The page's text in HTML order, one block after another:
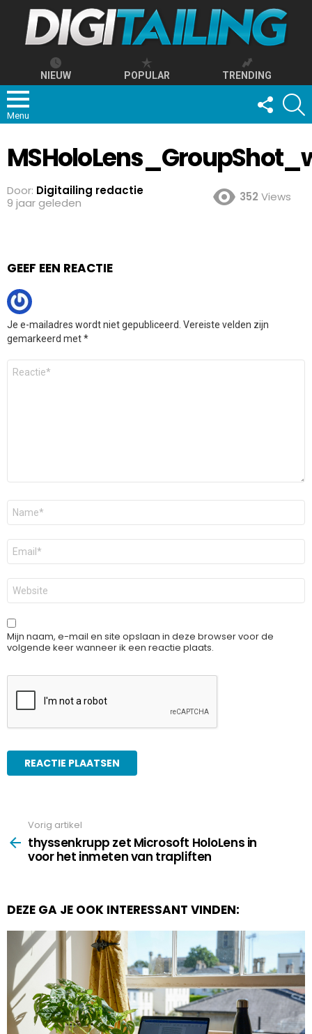
NIEUW POPULAR TRENDING
Menu
FOLLOW
US
Door: Digitailing redactie
9 jaar geleden
352 Views
GEEF EEN REACTIE
Je e-mailadres wordt niet gepubliceerd. Vereiste velden zijn
gemarkeerd met*
Reactie
Naam
E-
mail
*
Site
Mijn naam, e-mail en site opslaan in deze browser voor de
volgende keer wanneer ik een reactie plaats.
more
Vorig artikel
thyssenkrupp zet Microsoft HoloLens in
voor het inmeten van trapliften
DEZE GA JE OOK INTERESSANT VINDEN: